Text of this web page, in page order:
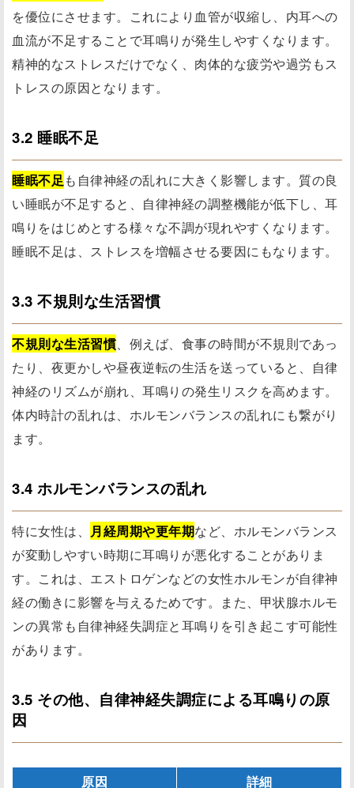
を優位にさせます。これにより血管が収縮し、内耳への
血流が不足することで耳鳴りが発生しやすくなります。
精神的なストレスだけでなく、肉体的な疲労や過労もス
トレスの原因となります。
3.2 睡眠不足
睡眠不足も自律神経の乱れに大きく影響します。質の良
い睡眠が不足すると、自律神経の調整機能が低下し、耳
鳴りをはじめとする様々な不調が現れやすくなります。
睡眠不足は、ストレスを増幅させる要因にもなります。
3.3 不規則な生活習慣
不規則な生活習慣、例えば、食事の時間が不規則であっ
たり、夜更かしや昼夜逆転の生活を送っていると、自律
神経のリズムが崩れ、耳鳴りの発生リスクを高めます。
体内時計の乱れは、ホルモンバランスの乱れにも繋がり
ます。
3.4 ホルモンバランスの乱れ
特に女性は、 月経周期や更年期など、ホルモンバランス
が変動しやすい時期に耳鳴りが悪化することがありま
す。これは、エストロゲンなどの女性ホルモンが自律神
経の働きに影響を与えるためです。また、甲状腺ホルモ
ンの異常も自律神経失調症と耳鳴りを引き起こす可能性
があります。
3.5 その他、自律神経失調症による耳鳴りの原
因
原因 詳細